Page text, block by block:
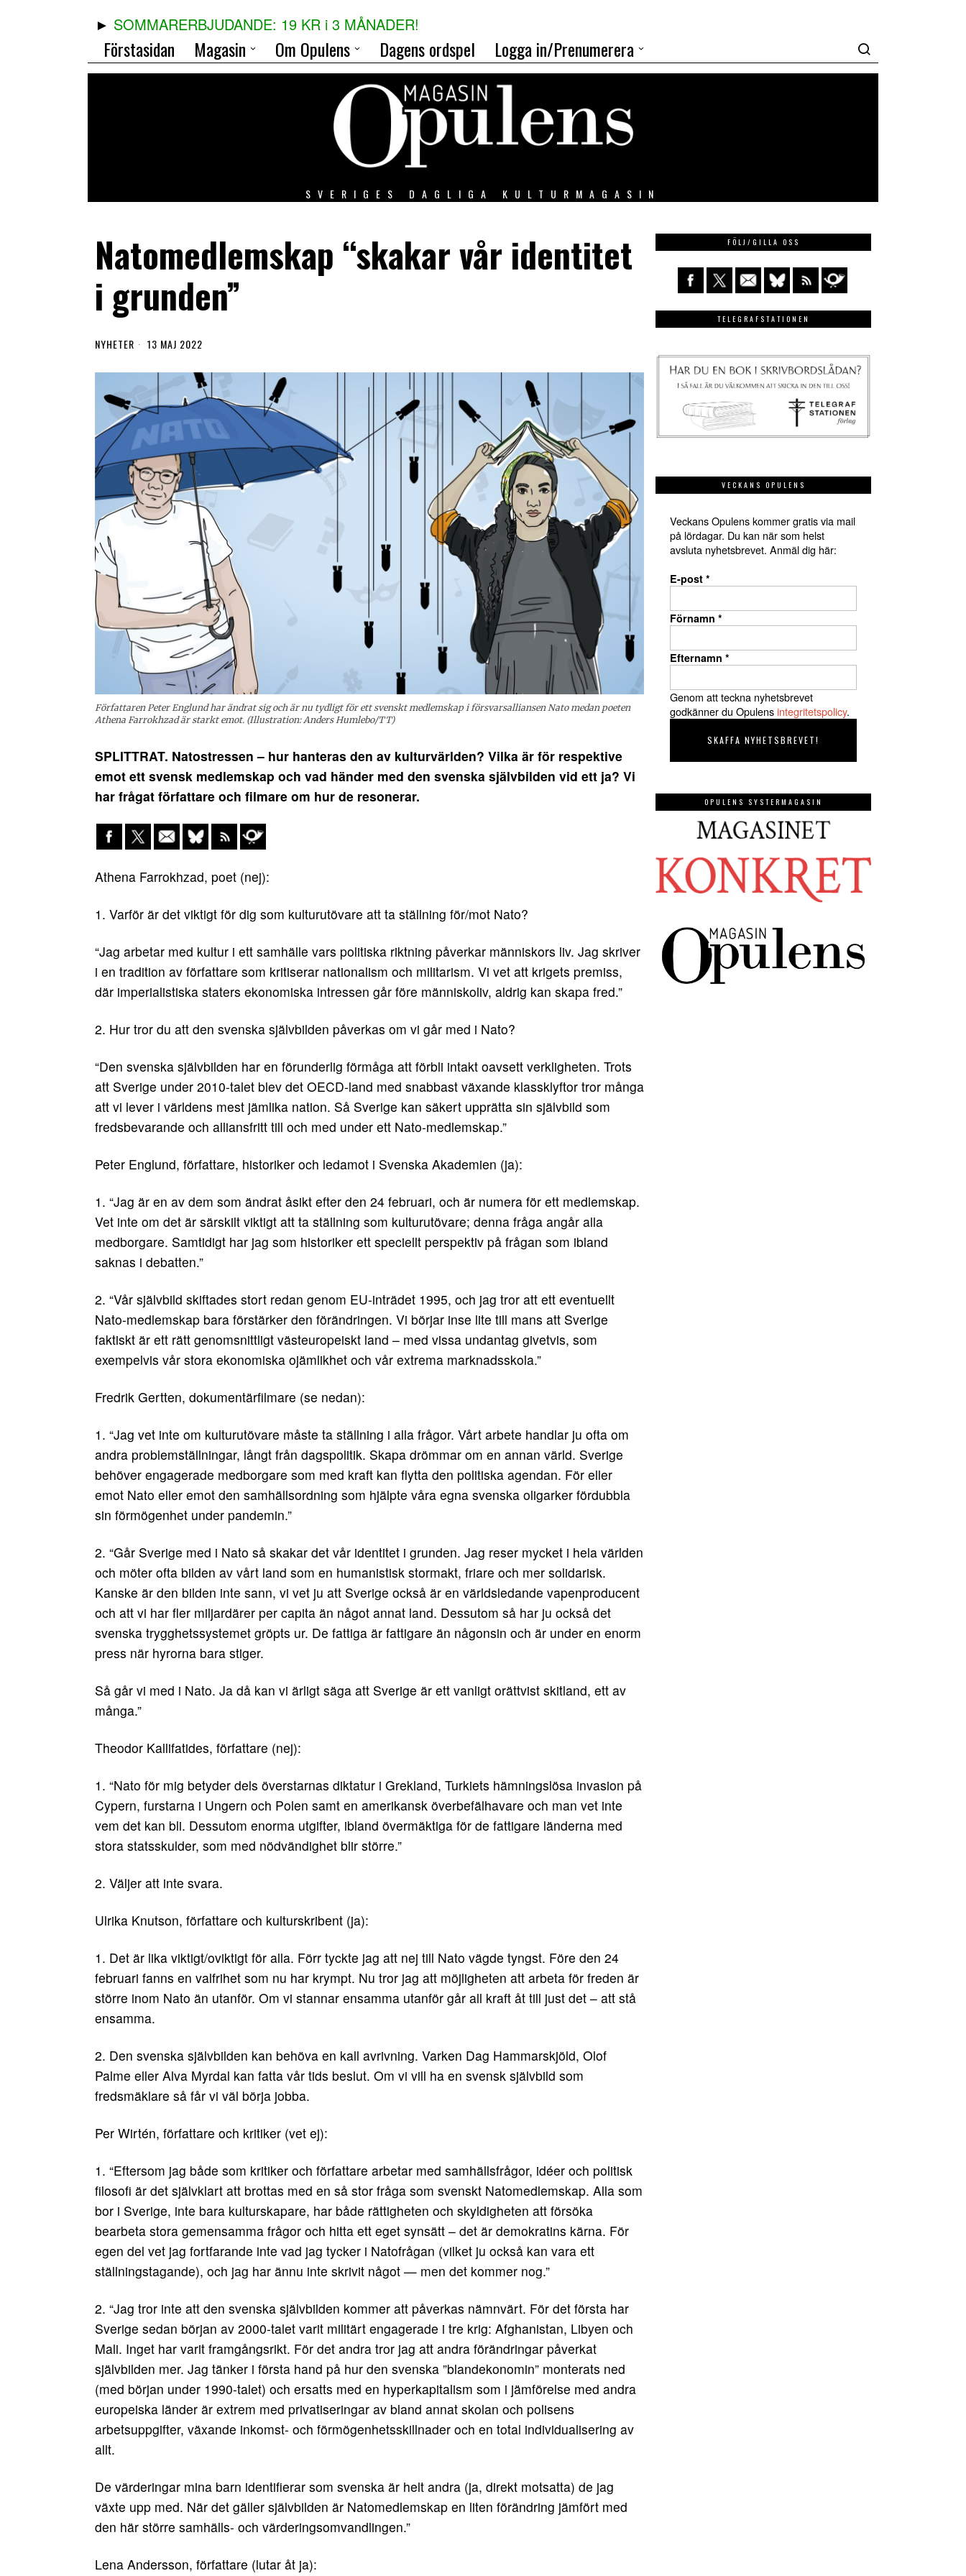
SOMMARERBJUDANDE: 19 KR i 3 MÅNADER!
Förstasidan Magasin Om Opulens Dagens ordspel Logga in/Prenumerera
SVERIGES DAGLIGA KULTURMAGASIN
Natomedlemskap “skakar vår identitet
i grunden”
NYHETER 13 MAJ 2022
Författaren Peter Englund har ändrat sig och är nu tydligt för ett svenskt medlemskap i försvarsalliansen Nato medan poeten
Athena Farrokhzad är starkt emot. (Illustration: Anders Humlebo/TT)
SPLITTRAT. Natostressen – hur hanteras den av kulturvärlden? Vilka är för respektive
emot ett svensk medlemskap och vad händer med den svenska självbilden vid ett ja? Vi
har frågat författare och filmare om hur de resonerar.
Athena Farrokhzad, poet (nej):
1. Varför är det viktigt för dig som kulturutövare att ta ställning för/mot Nato?
“Jag arbetar med kultur i ett samhälle vars politiska riktning påverkar människors liv. Jag skriver
i en tradition av författare som kritiserar nationalism och militarism. Vi vet att krigets premiss,
där imperialistiska staters ekonomiska intressen går före människoliv, aldrig kan skapa fred.”
2. Hur tror du att den svenska självbilden påverkas om vi går med i Nato?
“Den svenska självbilden har en förunderlig förmåga att förbli intakt oavsett verkligheten. Trots
att Sverige under 2010-talet blev det OECD-land med snabbast växande klassklyftor tror många
att vi lever i världens mest jämlika nation. Så Sverige kan säkert upprätta sin självbild som
fredsbevarande och alliansfritt till och med under ett Nato-medlemskap.”
Peter Englund, författare, historiker och ledamot i Svenska Akademien (ja):
1. “Jag är en av dem som ändrat åsikt efter den 24 februari, och är numera för ett medlemskap.
Vet inte om det är särskilt viktigt att ta ställning som kulturutövare; denna fråga angår alla
medborgare. Samtidigt har jag som historiker ett speciellt perspektiv på frågan som ibland
saknas i debatten.”
2. “Vår självbild skiftades stort redan genom EU-inträdet 1995, och jag tror att ett eventuellt
Nato-medlemskap bara förstärker den förändringen. Vi börjar inse lite till mans att Sverige
faktiskt är ett rätt genomsnittligt västeuropeiskt land – med vissa undantag givetvis, som
exempelvis vår stora ekonomiska ojämlikhet och vår extrema marknadsskola.”
Fredrik Gertten, dokumentärfilmare (se nedan):
1. “Jag vet inte om kulturutövare måste ta ställning i alla frågor. Vårt arbete handlar ju ofta om
andra problemställningar, långt från dagspolitik. Skapa drömmar om en annan värld. Sverige
behöver engagerade medborgare som med kraft kan flytta den politiska agendan. För eller
emot Nato eller emot den samhällsordning som hjälpte våra egna svenska oligarker fördubbla
sin förmögenhet under pandemin.”
2. “Går Sverige med i Nato så skakar det vår identitet i grunden. Jag reser mycket i hela världen
och möter ofta bilden av vårt land som en humanistisk stormakt, friare och mer solidarisk.
Kanske är den bilden inte sann, vi vet ju att Sverige också är en världsledande vapenproducent
och att vi har fler miljardärer per capita än något annat land. Dessutom så har ju också det
svenska trygghetssystemet gröpts ur. De fattiga är fattigare än någonsin och är under en enorm
press när hyrorna bara stiger.
Så går vi med i Nato. Ja då kan vi ärligt säga att Sverige är ett vanligt orättvist skitland, ett av
många.”
Theodor Kallifatides, författare (nej):
1. “Nato för mig betyder dels överstarnas diktatur i Grekland, Turkiets hämningslösa invasion på
Cypern, furstarna i Ungern och Polen samt en amerikansk överbefälhavare och man vet inte
vem det kan bli. Dessutom enorma utgifter, ibland övermäktiga för de fattigare länderna med
stora statsskulder, som med nödvändighet blir större.”
2. Väljer att inte svara.
Ulrika Knutson, författare och kulturskribent (ja):
1. Det är lika viktigt/oviktigt för alla. Förr tyckte jag att nej till Nato vägde tyngst. Före den 24
februari fanns en valfrihet som nu har krympt. Nu tror jag att möjligheten att arbeta för freden är
större inom Nato än utanför. Om vi stannar ensamma utanför går all kraft åt till just det – att stå
ensamma.
2. Den svenska självbilden kan behöva en kall avrivning. Varken Dag Hammarskjöld, Olof
Palme eller Alva Myrdal kan fatta vår tids beslut. Om vi vill ha en svensk självbild som
fredsmäklare så får vi väl börja jobba.
Per Wirtén, författare och kritiker (vet ej):
1. “Eftersom jag både som kritiker och författare arbetar med samhällsfrågor, idéer och politisk
filosofi är det självklart att brottas med en så stor fråga som svenskt Natomedlemskap. Alla som
bor i Sverige, inte bara kulturskapare, har både rättigheten och skyldigheten att försöka
bearbeta stora gemensamma frågor och hitta ett eget synsätt – det är demokratins kärna. För
egen del vet jag fortfarande inte vad jag tycker i Natofrågan (vilket ju också kan vara ett
ställningstagande), och jag har ännu inte skrivit något — men det kommer nog.”
2. “Jag tror inte att den svenska självbilden kommer att påverkas nämnvärt. För det första har
Sverige sedan början av 2000-talet varit militärt engagerade i tre krig: Afghanistan, Libyen och
Mali. Inget har varit framgångsrikt. För det andra tror jag att andra förändringar påverkat
självbilden mer. Jag tänker i första hand på hur den svenska ”blandekonomin” monterats ned
(med början under 1990-talet) och ersatts med en hyperkapitalism som i jämförelse med andra
europeiska länder är extrem med privatiseringar av bland annat skolan och polisens
arbetsuppgifter, växande inkomst- och förmögenhetsskillnader och en total individualisering av
allt.
De värderingar mina barn identifierar som svenska är helt andra (ja, direkt motsatta) de jag
växte upp med. När det gäller självbilden är Natomedlemskap en liten förändring jämfört med
den här större samhälls- och värderingsomvandlingen.”
Lena Andersson, författare (lutar åt ja):
FÖLJ/GILLA OSS
TELEGRAFSTATIONEN
VECKANS OPULENS
Veckans Opulens kommer gratis via mail
på lördagar. Du kan när som helst
avsluta nyhetsbrevet. Anmäl dig här:
E-post *
Förnamn *
Efternamn *
Genom att teckna nyhetsbrevet
godkänner du Opulensintegritetspolicy.
OPULENS SYSTERMAGASIN